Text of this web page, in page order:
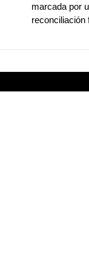
marcada por
reconciliación